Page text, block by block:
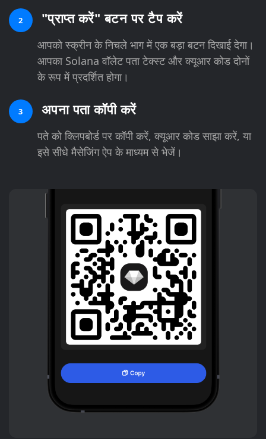
2 "प्राप्त करें" बटन पर टैप करें
आपको स्क्रीन के निचले भाग में एक बड़ा बटन दिखाई देगा।
आपका Solana वॉलेट पता टेक्स्ट और क्यूआर कोड दोनों
के रूप में प्रदर्शित होगा।
3 अपना पता कॉपी करें
पते को क्लिपबोर्ड पर कॉपी करें, क्यूआर कोड साझा करें, या
इसे सीधे मैसेजिंग ऐप के माध्यम से भेजें।